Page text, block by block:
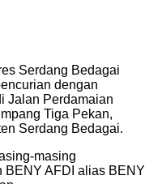
Serdang Bedagai
dengan
Jalan Perdamaian
Tiga Pekan,
Serdang Bedagai.
masing
BENY AFDI alias BENY